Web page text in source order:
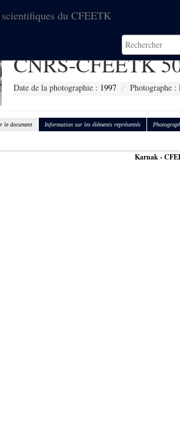
du CFEETK
CNRS-CFEETK
Date de la photographie : 1997 Photographe
le document Information sur les éléments représentés